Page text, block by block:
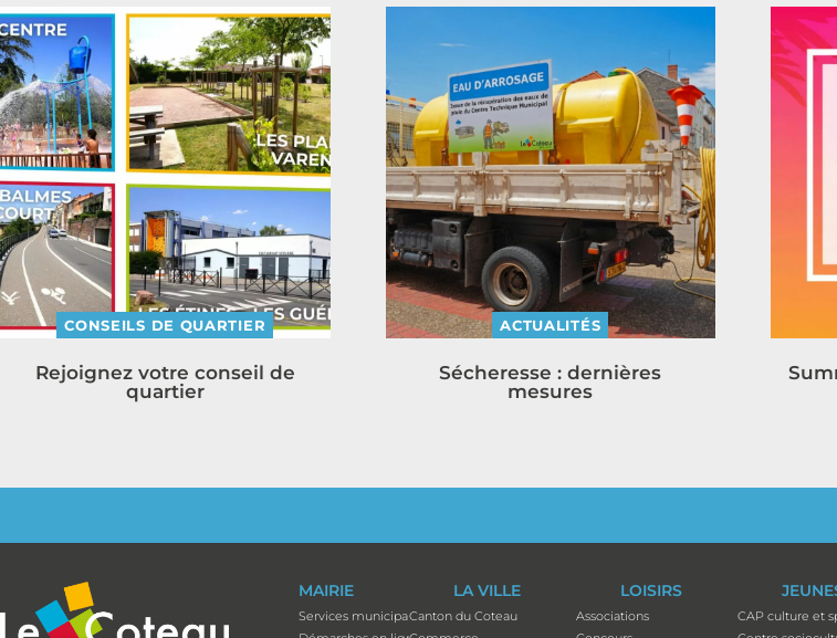
CONSEILS DE QUARTIER
Rejoignez votre conseil de
quartier
ACTUALITÉS
Sécheresse : dernières
mesures
MAIRIE
Services municipaux
LA VILLE
Canton du Coteau
LOISIRS
Associations
CAP culture et